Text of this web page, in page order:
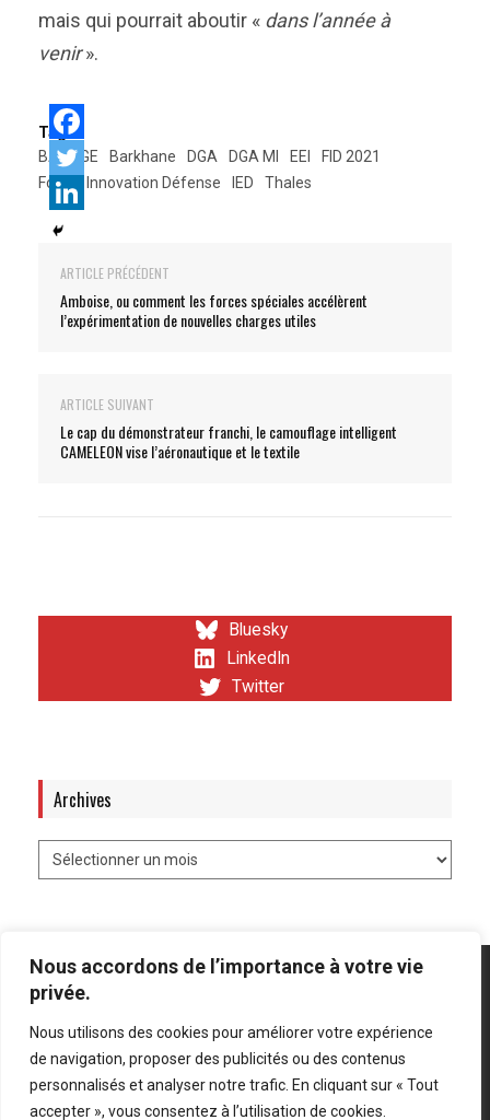
Nous accordons de l’importance à votre vie
privée.
Nous utilisons des cookies pour améliorer votre expérience
de navigation, proposer des publicités ou des contenus
personnalisés et analyser notre trafic. En cliquant sur « Tout
accepter », vous consentez à l’utilisation de cookies.
mais qui pourrait aboutir « dans l’année à
venir».
Tags:
BARAGE
Barkhane DGA DGA MI EEI
FID 2021
Forum Innovation Défense
IED Thales
ARTICLE PRÉCÉDENT
Amboise, ou comment les forces spéciales accélèrent
l’expérimentation de nouvelles charges utiles
ARTICLE SUIVANT
Le cap du démonstrateur franchi, le camouflage intelligent
CAMELEON vise l’aéronautique et le textile
Bluesky
LinkedIn
Twitter
Archives
Mentions légales Politique de confidentialité
Bluesky
LinkedIn
Twitter